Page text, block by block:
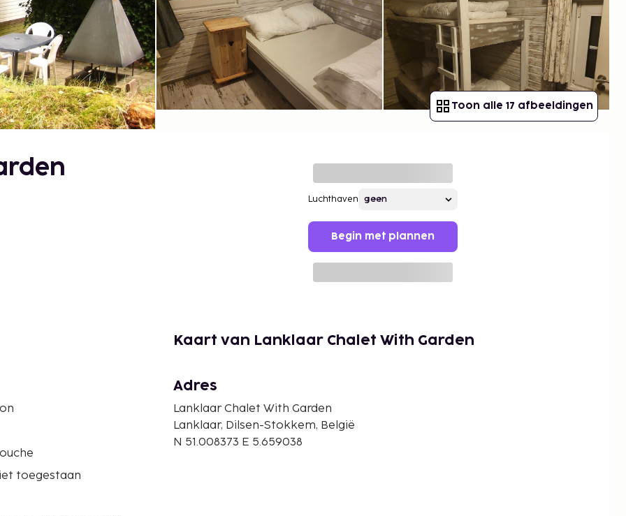
Toon alle 17 afbeeldingen
Luchthaven
Begin met plannen
toegestaan
Kaart van Lanklaar Chalet With Garden
Adres
Lanklaar Chalet With Garden
Lanklaar, Dilsen-Stokkem, België
N 51.008373 E 5.659038